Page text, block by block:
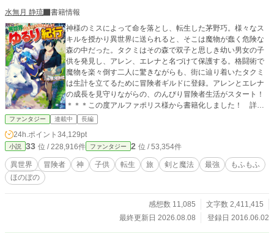
水無月 静琉
書籍情報
神様のミスによって命を落とし、転生した茅野巧。様々なス
キルを授かり異世界に送られると、そこは魔物が蠢く危険な
森の中だった。タクミはその森で双子と思しき幼い男女の子
供を発見し、アレン、エレナと名づけて保護する。格闘術で
魔物を楽々倒す二人に驚きながらも、街に辿り着いたタクミ
は生計を立てるために冒険者ギルドに登録。アレンとエレナ
の成長を見守りながらの、のんびり冒険者生活がスタート！
＊＊＊この度アルファポリス様から書籍化しました！ 詳し
くは近況ボードにて！
ファンタジー 連載中 長編
24h.ポイント 34,129pt
小説 33 位 / 228,916件 ファンタジー 2 位 / 53,354件
異世界 冒険者 神 子供 転生 旅 剣と魔法 最強
もふもふ
ほのぼの
感想数 11,085
文字数 2,411,415
最終更新日 2026.08.08
登録日 2016.06.02